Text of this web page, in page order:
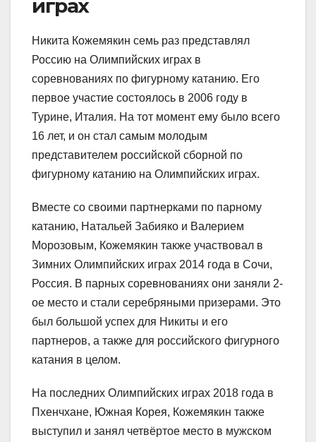
играх
Никита Кожемякин семь раз представлял
Россию на Олимпийских играх в
соревнованиях по фигурному катанию. Его
первое участие состоялось в 2006 году в
Турине, Италия. На тот момент ему было всего
16 лет, и он стал самым молодым
представителем российской сборной по
фигурному катанию на Олимпийских играх.
Вместе со своими партнерками по парному
катанию, Натальей Забияко и Валерием
Морозовым, Кожемякин также участвовал в
Зимних Олимпийских играх 2014 года в Сочи,
Россия. В парных соревнованиях они заняли 2-
ое место и стали серебряными призерами. Это
был большой успех для Никиты и его
партнеров, а также для российского фигурного
катания в целом.
На последних Олимпийских играх 2018 года в
Пхенчхане, Южная Корея, Кожемякин также
выступил и занял четвёртое место в мужском